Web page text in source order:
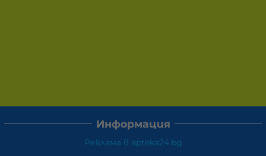
Информация
Реклама в apteka24.bg